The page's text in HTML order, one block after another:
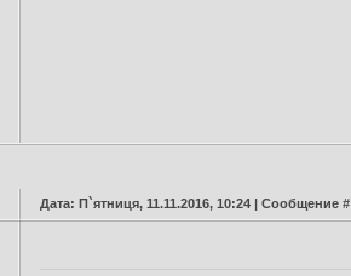
Дата: П`ятниця, 11.11.2016, 10:24 | Сообщение #